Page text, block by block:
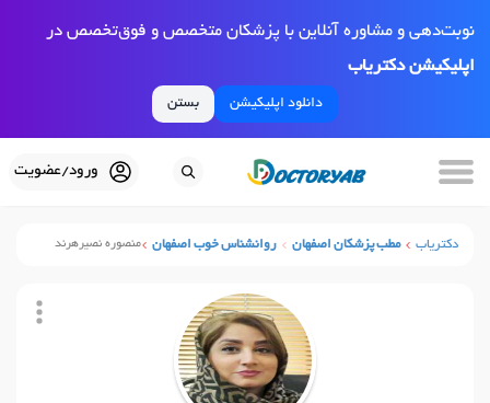
نوبت‌دهی و مشاوره آنلاین با پزشکان متخصص و فوق‌تخصص در
اپلیکیشن دکتریاب
دانلود اپلیکیشن بستن
ورود/عضویت
دکتریاب مطب پزشکان اصفهان روانشناس خوب اصفهان منصوره نصیرهرند